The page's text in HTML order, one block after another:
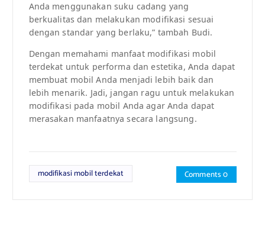
Anda menggunakan suku cadang yang
berkualitas dan melakukan modifikasi sesuai
dengan standar yang berlaku,” tambah Budi.
Dengan memahami manfaat modifikasi mobil
terdekat untuk performa dan estetika, Anda dapat
membuat mobil Anda menjadi lebih baik dan
lebih menarik. Jadi, jangan ragu untuk melakukan
modifikasi pada mobil Anda agar Anda dapat
merasakan manfaatnya secara langsung.
modifikasi mobil terdekat Comments 0